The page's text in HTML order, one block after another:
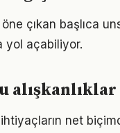
çıkan başlıca
yol açabiliyor.
net